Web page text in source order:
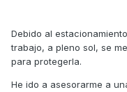
Debido al
trabajo, a pleno sol, se
para protegerla.
He ido a asesorarme a